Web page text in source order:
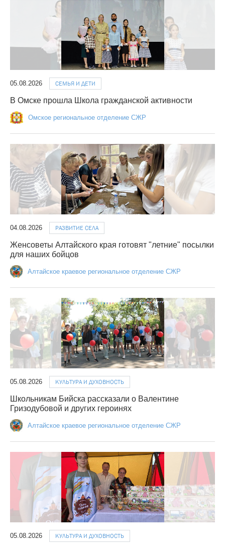
05.08.2026 СЕМЬЯ И ДЕТИ
В Омске прошла Школа гражданской активности
Омское региональное отделение СЖР
04.08.2026 РАЗВИТИЕ СЕЛА
Женсоветы Алтайского края готовят "летние" посылки
для наших бойцов
Алтайское краевое региональное отделение СЖР
05.08.2026 КУЛЬТУРА И ДУХОВНОСТЬ
Школьникам Бийска рассказали о Валентине
Гризодубовой и других героинях
Алтайское краевое региональное отделение СЖР
05.08.2026 КУЛЬТУРА И ДУХОВНОСТЬ